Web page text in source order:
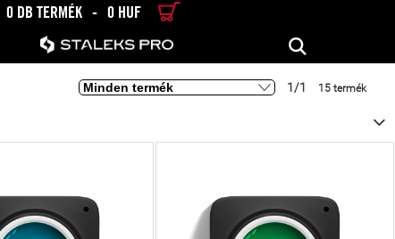
0 DB TERMÉK - 0 HUF
RÉSZLETES KERESÉS KERESÉS
1/1 15 termék